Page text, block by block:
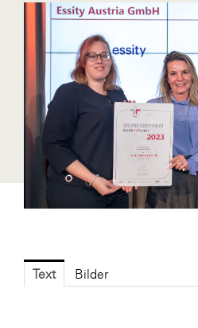
Colmobil Austria
Controller Institut
Darbo
Designer Outlets
DOMOFERM
Essity
EY
FG UBIT Salzburg
Fressnapf
Text Bilder